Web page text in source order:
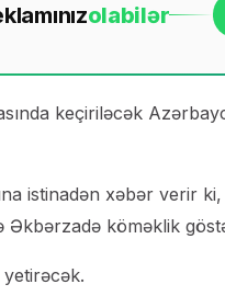
olabilər
keçiriləcək
istinadən xəbər verir
Əkbərzadə köməklik